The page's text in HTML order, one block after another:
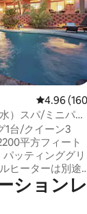
均評価レビュー
4.96
）スパ/ミニパッ
。
1台/クイーン3
平方フィート
ッティンググリ
ヒーターは別途
レビ付きのリビ
シ⁠ョ⁠ン⁠